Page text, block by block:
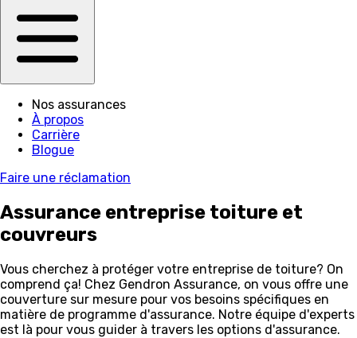
Nos assurances
À propos
Carrière
Blogue
Faire une réclamation
Assurance entreprise toiture et
couvreurs
Vous cherchez à protéger votre entreprise de toiture? On
comprend ça! Chez Gendron Assurance, on vous offre une
couverture sur mesure pour vos besoins spécifiques en
matière de programme d'assurance. Notre équipe d'experts
est là pour vous guider à travers les options d'assurance.